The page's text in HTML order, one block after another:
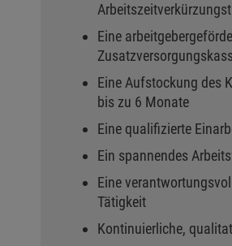
Eine
Eine Aufstockung des
bis zu 6 Monate
Eine qualifizierte
Ein spannendes
Eine
Tätigkeit
Kontinuierliche,